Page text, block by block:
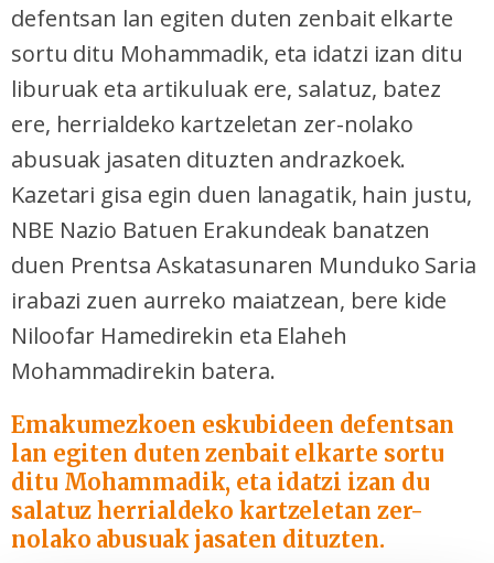
defentsan lan egiten duten zenbait elkarte
sortu ditu Mohammadik, eta idatzi izan ditu
liburuak eta artikuluak ere, salatuz, batez
ere, herrialdeko kartzeletan zer-nolako
abusuak jasaten dituzten andrazkoek.
Kazetari gisa egin duen lanagatik, hain justu,
NBE Nazio Batuen Erakundeak banatzen
duen Prentsa Askatasunaren Munduko Saria
irabazi zuen aurreko maiatzean, bere kide
Niloofar Hamedirekin eta Elaheh
Mohammadirekin batera.
Emakumezkoen eskubideen defentsan
lan egiten duten zenbait elkarte sortu
ditu Mohammadik, eta idatzi izan du
salatuz herrialdeko kartzeletan zer-
nolako abusuak jasaten dituzten.